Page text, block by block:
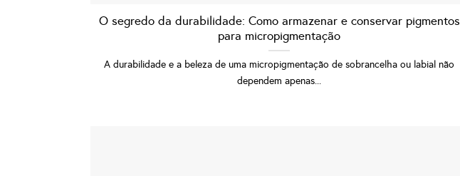
O segredo da durabilidade: Como armazenar e conservar pigmentos
para micropigmentação
A durabilidade e a beleza de uma micropigmentação de sobrancelha ou labial não
dependem apenas...